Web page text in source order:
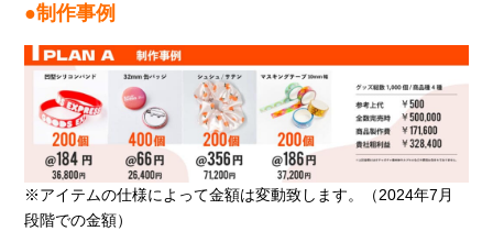
●制作事例
※アイテムの仕様によって金額は変動致します。（2024年7月
段階での金額）